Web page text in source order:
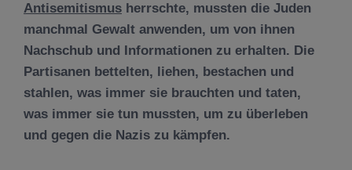
Antisemitismus herrschte, mussten die Juden
manchmal Gewalt anwenden, um von ihnen
Nachschub und Informationen zu erhalten. Die
Partisanen bettelten, liehen, bestachen und
stahlen, was immer sie brauchten und taten,
was immer sie tun mussten, um zu überleben
und gegen die Nazis zu kämpfen.